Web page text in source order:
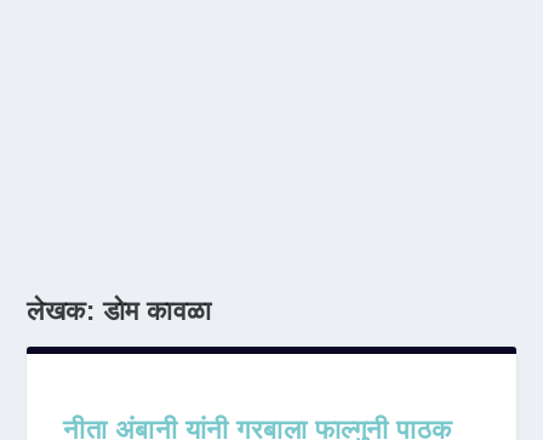
लेखक:डोम कावळा
नीता अंबानी यांनी गरबाला फाल्गुनी पाठक